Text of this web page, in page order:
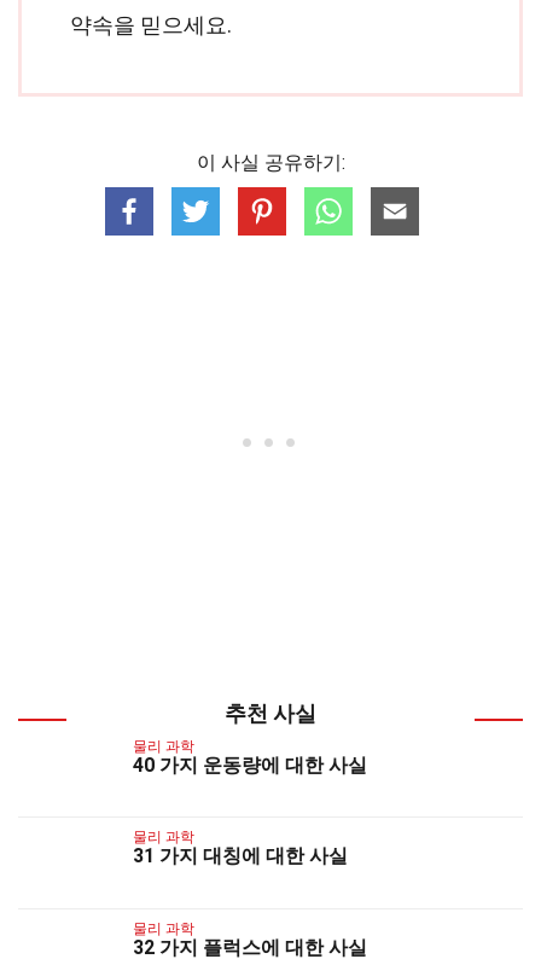
약속을 믿으세요.
이 사실 공유하기:
추천 사실
물리 과학
40 가지 운동량에 대한 사실
물리 과학
31 가지 대칭에 대한 사실
물리 과학
32 가지 플럭스에 대한 사실